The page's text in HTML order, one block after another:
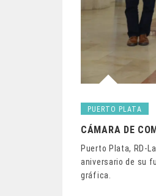
PUERTO PLATA
CÁMARA DE
Puerto Plata, RD-
aniversario de su
gráfica.